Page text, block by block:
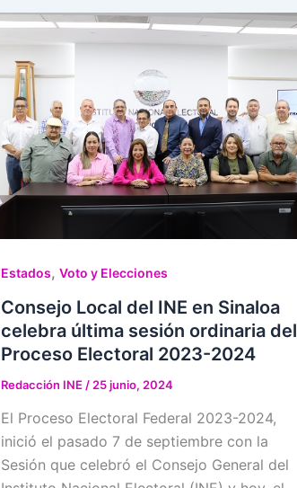
Estados, Voto y Elecciones
Consejo Local del INE en Sinaloa
celebra última sesión ordinaria del
Proceso Electoral 2023-2024
Redacción INE / 25 junio, 2024
El Proceso Electoral Federal 2023-2024,
inició el pasado 7 de septiembre con la
Sesión que celebró el Consejo General del